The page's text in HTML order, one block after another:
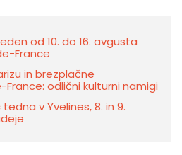
od 10. do 16. avgusta
France
in brezplačne
odlični kulturni namigi
v Yvelines, 8. in 9.